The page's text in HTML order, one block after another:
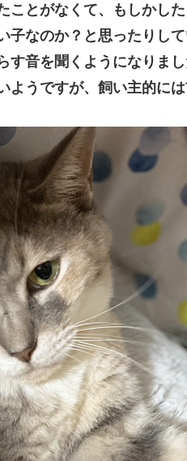
ことがなくて、もしかし
子なのか？と思ったりし
す音を聞くようになりま
うですが、飼い主的には